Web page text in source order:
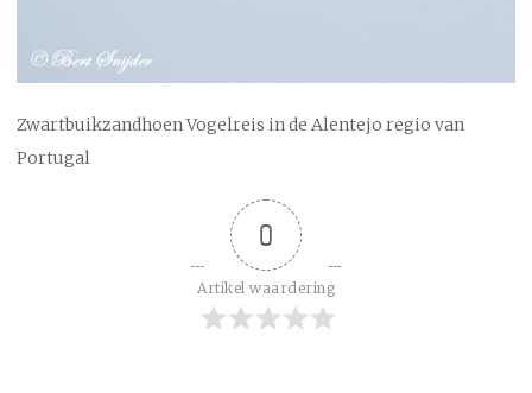
Zwartbuikzandhoen Vogelreis in de Alentejo regio van
Portugal
0
Artikel waardering